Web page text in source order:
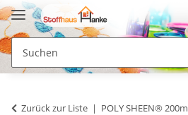
Zurück zur Liste POLY SHEEN® 200m